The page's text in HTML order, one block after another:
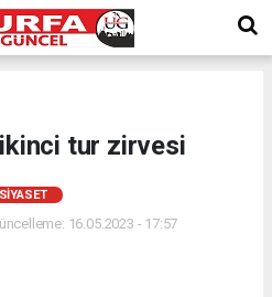
tur zirvesi
SIYASET
16.05.2023 - 17:57